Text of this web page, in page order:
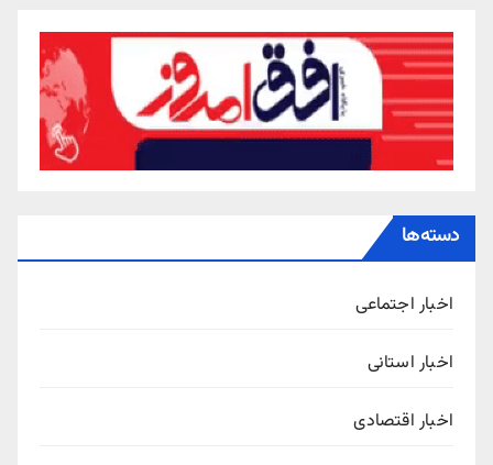
دسته‌ها
اخبار اجتماعی
اخبار استانی
اخبار اقتصادی